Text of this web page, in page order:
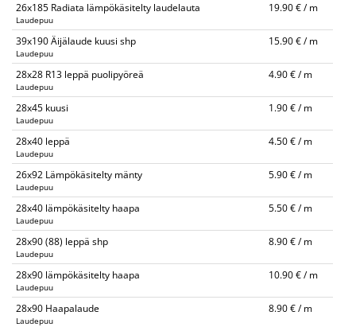
26x185 Radiata lämpökäsitelty laudelauta
Laudepuu
19.90 € / m
39x190 Äijälaude kuusi shp
Laudepuu
15.90 € / m
28x28 R13 leppä puolipyöreä
Laudepuu
4.90 € / m
28x45 kuusi
Laudepuu
1.90 € / m
28x40 leppä
Laudepuu
4.50 € / m
26x92 Lämpökäsitelty mänty
Laudepuu
5.90 € / m
28x40 lämpökäsitelty haapa
Laudepuu
5.50 € / m
28x90 (88) leppä shp
Laudepuu
8.90 € / m
28x90 lämpökäsitelty haapa
Laudepuu
10.90 € / m
28x90 Haapalaude
Laudepuu
8.90 € / m